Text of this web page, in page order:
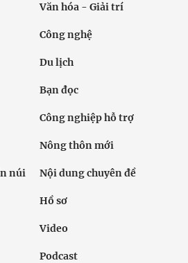
Văn hóa - Giải trí
Công nghệ
Du lịch
Bạn đọc
Công nghiệp hỗ trợ
Nông thôn mới
núi Nội dung chuyên đề
Hồ sơ
Video
Podcast